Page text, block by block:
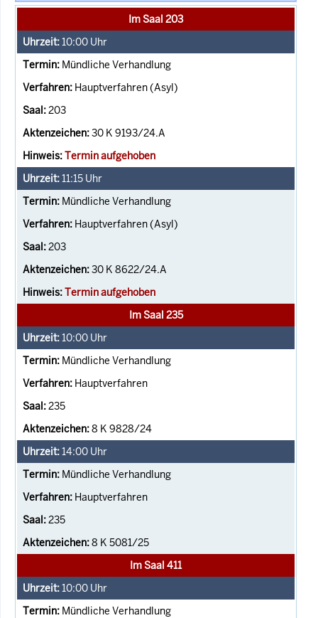
Im Saal 203
10:00 Uhr
Mündliche Verhandlung
Hauptverfahren (Asyl)
203
30 K 9193/24.A
Termin aufgehoben
11:15 Uhr
Mündliche Verhandlung
Hauptverfahren (Asyl)
203
30 K 8622/24.A
Termin aufgehoben
Im Saal 235
10:00 Uhr
Mündliche Verhandlung
Hauptverfahren
235
8 K 9828/24
14:00 Uhr
Mündliche Verhandlung
Hauptverfahren
235
8 K 5081/25
Im Saal 411
10:00 Uhr
Mündliche Verhandlung